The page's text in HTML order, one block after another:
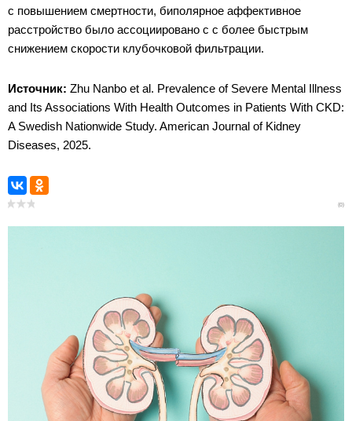
с повышением смертности, биполярное аффективное
расстройство было ассоциировано с с более быстрым
снижением скорости клубочковой фильтрации.
Источник: Zhu Nanbo et al. Prevalence of Severe Mental Illness
and Its Associations With Health Outcomes in Patients With CKD:
A Swedish Nationwide Study. American Journal of Kidney
Diseases, 2025.
(0)